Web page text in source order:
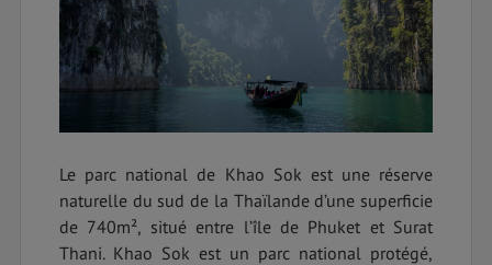
Le parc national de Khao Sok est une réserve
naturelle du sud de la Thaïlande d’une superficie
de 740m², situé entre l’île de Phuket et Surat
Thani. Khao Sok est un parc national protégé,